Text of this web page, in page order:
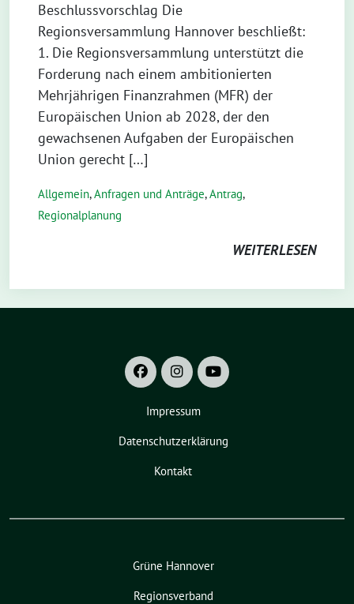
Beschlussvorschlag Die
Regionsversammlung Hannover beschließt:
1. Die Regionsversammlung unterstützt die
Forderung nach einem ambitionierten
Mehrjährigen Finanzrahmen (MFR) der
Europäischen Union ab 2028, der den
gewachsenen Aufgaben der Europäischen
Union gerecht […]
Allgemein,Anfragen und Anträge,Antrag,
Regionalplanung
WEITERLESEN
Impressum
Datenschutzerklärung
Kontakt
Grüne Hannover
Regionsverband